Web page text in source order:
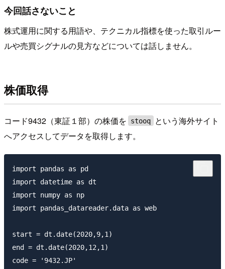
今回話さないこと
株式運用に関する用語や、テクニカル指標を使った取引ルー
ルや売買シグナルの見方などについては話しません。
株価取得
コード9432（東証１部）の株価を stooq
という海外サイト
へアクセスしてデータを取得します。
import pandas as pd
import datetime as dt
import numpy as np
import pandas_datareader.data as web
start = dt.date(2020,9,1)
end = dt.date(2020,12,1)
code = '9432.JP'